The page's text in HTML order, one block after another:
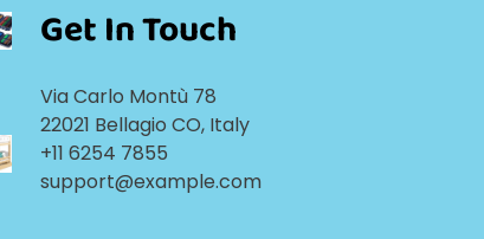
Get In Touch
Via Carlo Montù 78
22021 Bellagio CO, Italy
+11 6254 7855
support@example.com